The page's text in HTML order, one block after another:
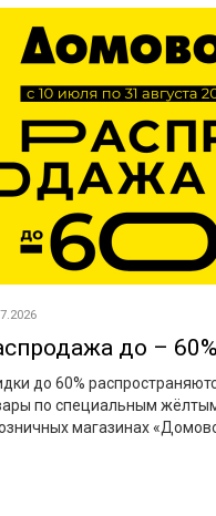
до – 60%
до 60%
по специальным
магазинах